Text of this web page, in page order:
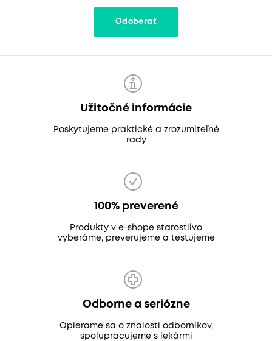
Odoberať
Užitočné informácie
Poskytujeme praktické a zrozumiteľné
rady
100% preverené
Produkty v e-shope starostlivo
vyberáme, preverujeme a testujeme
Odborne a seriózne
Opierame sa o znalosti odborníkov,
spolupracujeme s lekármi